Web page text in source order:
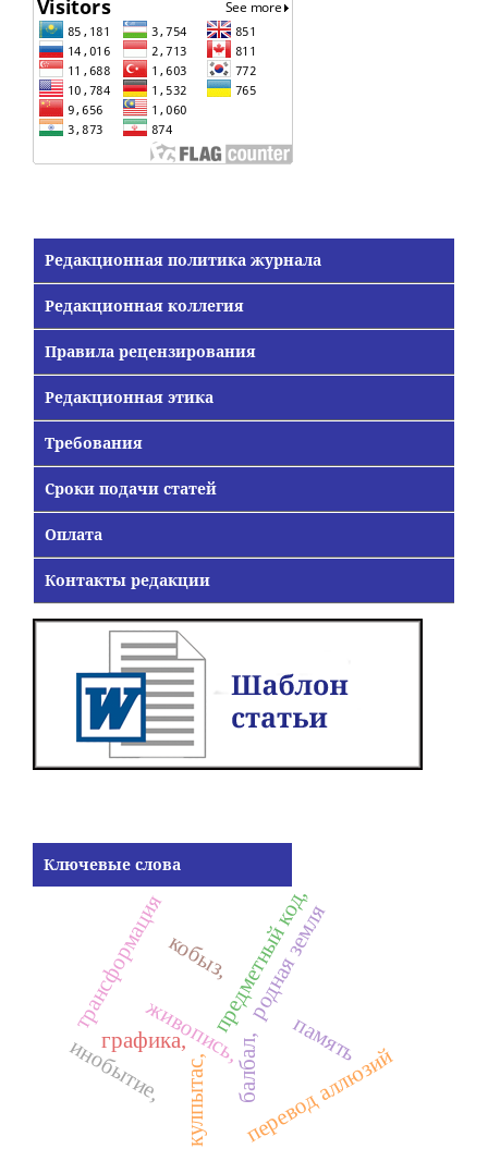
Редакционная политика журнала
Редакционная коллегия
Правила рецензирования
Редакционная этика
Требования
Сроки подачи статей
Оплата
Контакты редакции
Ключевые слова
живопись,
графика,
кобыз,
балбал,
кулпытас,
предметный код,
инобытие, память
перевод аллюзий
трансформация родная земля